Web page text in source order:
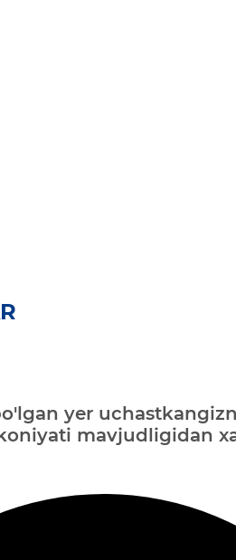
yer
mavjudligidan